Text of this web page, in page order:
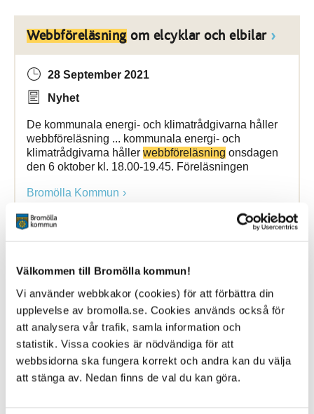
Välkommen till Bromölla kommun!
Vi använder webbkakor (cookies) för att förbättra din
upplevelse av bromolla.se. Cookies används också för
att analysera vår trafik, samla information och
statistik. Vissa cookies är nödvändiga för att
webbsidorna ska fungera korrekt och andra kan du välja
att stänga av. Nedan finns de val du kan göra.
Webbföreläsning om elcyklar och elbilar
28 September 2021
Nyhet
De kommunala energi- och klimatrådgivarna håller
webbföreläsning ... kommunala energi- och
klimatrådgivarna håller webbföreläsning onsdagen
den 6 oktober kl. 18.00-19.45. Föreläsningen
Bromölla Kommun
januari
15 January 2021
Nyhet
Kommunenswebbplatsbromolla.se kommer inte att
gå att nå lördag den 16 januari kl. 8-20 på grund av